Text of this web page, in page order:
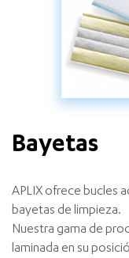
Bayetas
APLIX ofrece bucles
bayetas de limpieza.
Nuestra gama de
laminada en su